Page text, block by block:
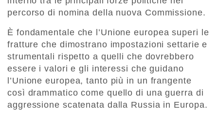
percorso di nomina della nuova Commissione.
È fondamentale che l’Unione europea superi le
fratture che dimostrano impostazioni settarie e
strumentali rispetto a quelli che dovrebbero
essere i valori e gli interessi che guidano
l’Unione europea, tanto più in un frangente
così drammatico come quello di una guerra di
aggressione scatenata dalla Russia in Europa.